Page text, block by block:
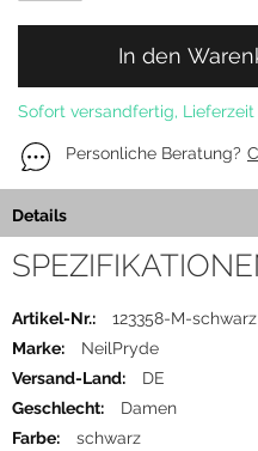
In den
Sofort versandfertig,
Personliche Beratung?
Details
Mehr
Informationen
123358-M-schwarz
NeilPryde
DE
Damen
schwarz